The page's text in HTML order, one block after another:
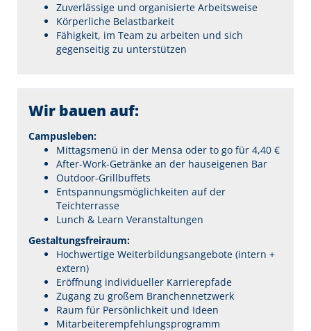
Zuverlässige und organisierte Arbeitsweise
Körperliche Belastbarkeit
Fähigkeit, im Team zu arbeiten und sich
gegenseitig zu unterstützen
Wir bauen auf:
Campusleben:
Mittagsmenü in der Mensa oder to go für 4,40 €
After-Work-Getränke an der hauseigenen Bar
Outdoor-Grillbuffets
Entspannungsmöglichkeiten auf der
Teichterrasse
Lunch & Learn Veranstaltungen
Gestaltungsfreiraum:
Hochwertige Weiterbildungsangebote (intern +
extern)
Eröffnung individueller Karrierepfade
Zugang zu großem Branchennetzwerk
Raum für Persönlichkeit und Ideen
Mitarbeiterempfehlungsprogramm